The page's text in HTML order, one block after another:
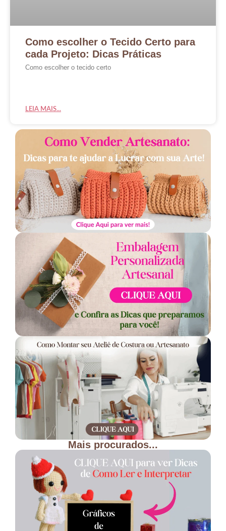
Como escolher o Tecido Certo para
cada Projeto: Dicas Práticas
Como escolher o tecido certo
LEIA MAIS...
Mais procurados...